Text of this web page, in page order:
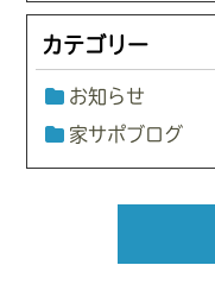
カテゴリー
お知らせ
家サポブログ